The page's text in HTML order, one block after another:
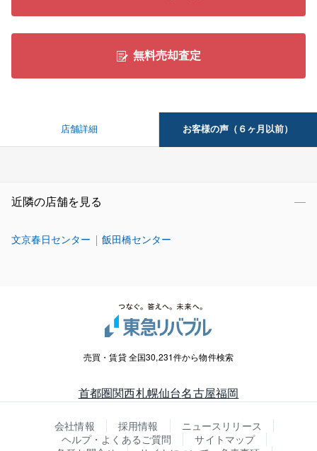
無料売却査定
店舗詳細 お客様の声（６ヶ月以前）
近隣の店舗を見る
文京春日センター 飯田橋センター
売買・賃貸 全国30,231件から物件検索
首都圏関西札幌仙台名古屋福岡
会社情報 採用情報
ニュースリリース
ヘルプ・よくあるご質問
サイトマップ